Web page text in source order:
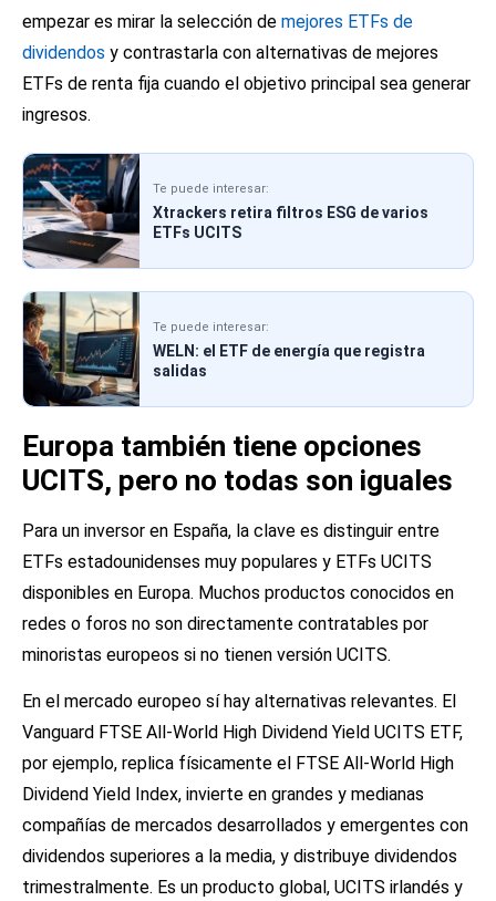
empezar es mirar la selección de mejores ETFs de
dividendos y contrastarla con alternativas de mejores
ETFs de renta fija cuando el objetivo principal sea generar
ingresos.
Te puede interesar:
Xtrackers retira filtros ESG de varios
ETFs UCITS
Te puede interesar:
WELN: el ETF de energía que registra
salidas
Europa también tiene opciones
UCITS, pero no todas son iguales
Para un inversor en España, la clave es distinguir entre
ETFs estadounidenses muy populares y ETFs UCITS
disponibles en Europa. Muchos productos conocidos en
redes o foros no son directamente contratables por
minoristas europeos si no tienen versión UCITS.
En el mercado europeo sí hay alternativas relevantes. El
Vanguard FTSE All-World High Dividend Yield UCITS ETF,
por ejemplo, replica físicamente el FTSE All-World High
Dividend Yield Index, invierte en grandes y medianas
compañías de mercados desarrollados y emergentes con
dividendos superiores a la media, y distribuye dividendos
trimestralmente. Es un producto global, UCITS irlandés y